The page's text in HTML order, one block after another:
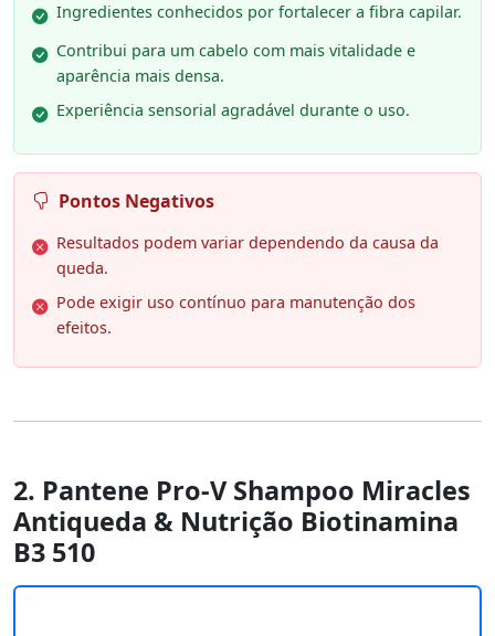
Ingredientes conhecidos por fortalecer a fibra capilar.
Contribui para um cabelo com mais vitalidade e
aparência mais densa.
Experiência sensorial agradável durante o uso.
Pontos Negativos
Resultados podem variar dependendo da causa da
queda.
Pode exigir uso contínuo para manutenção dos
efeitos.
2. Pantene Pro-V Shampoo Miracles
Antiqueda & Nutrição Biotinamina
B3 510